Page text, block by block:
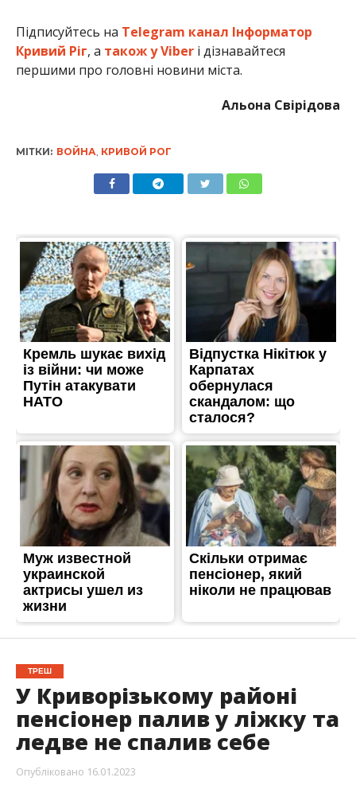
Підписуйтесь на Telegram канал Інформатор
Кривий Ріг, а також у Viberі дізнавайтеся
першими про головні новини міста.
Альона Свірідова
МІТКИ: ВОЙНА, КРИВОЙ РОГ
ТРЕШ
У Криворізькому районі
пенсіонер палив у ліжку та
ледве не спалив себе
Опубліковано 16.01.2023